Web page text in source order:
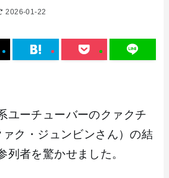
2026-01-22
ユーチューバーのクァクチ
ク・ジュンビンさん）の結
列者を驚かせました。